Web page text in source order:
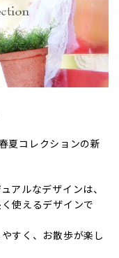
夏コレクションの新
アルなデザインは、
使えるデザインで
すく、お散歩が楽し